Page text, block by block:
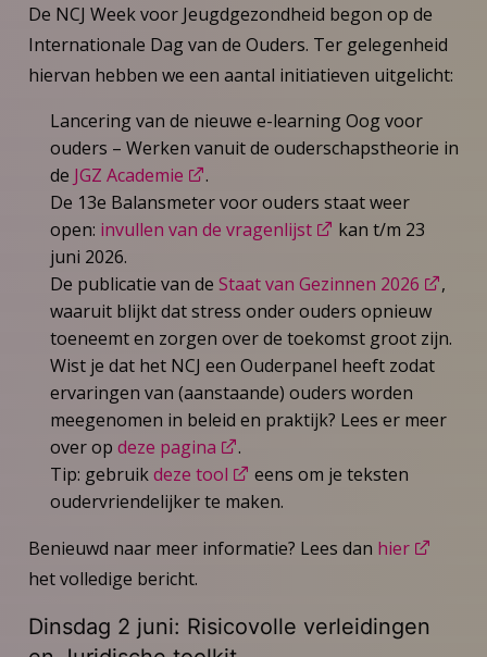
De NCJ Week voor Jeugdgezondheid begon op de
Internationale Dag van de Ouders. Ter gelegenheid
hiervan hebben we een aantal initiatieven uitgelicht:
Lancering van de nieuwe e-learning Oog voor
ouders – Werken vanuit de ouderschapstheorie in
de JGZ Academie
.
De 13e Balansmeter voor ouders staat weer
open: invullen van de vragenlijst
kan t/m 23
juni 2026.
De publicatie van de Staat van Gezinnen 2026
,
waaruit blijkt dat stress onder ouders opnieuw
toeneemt en zorgen over de toekomst groot zijn.
Wist je dat het NCJ een Ouderpanel heeft zodat
ervaringen van (aanstaande) ouders worden
meegenomen in beleid en praktijk? Lees er meer
over op deze pagina
.
Tip: gebruikdeze tool
eens om je teksten
oudervriendelijker te maken.
Benieuwd naar meer informatie? Lees dan hier
het volledige bericht.
Dinsdag 2 juni: Risicovolle verleidingen